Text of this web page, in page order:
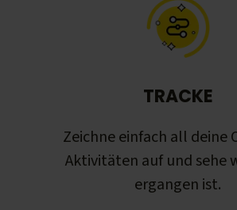
TRACKE
Zeichne einfach all deine
Aktivitäten auf und sehe
ergangen ist.